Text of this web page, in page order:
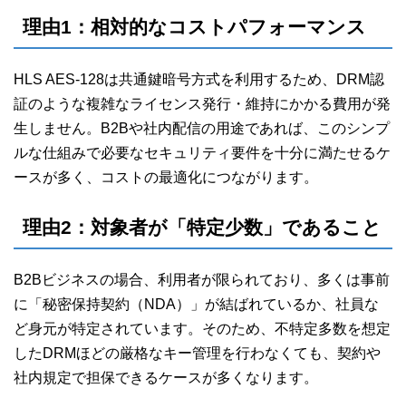
理由1：相対的なコストパフォーマンス
HLS AES-128は共通鍵暗号方式を利用するため、DRM認
証のような複雑なライセンス発行・維持にかかる費用が発
生しません。B2Bや社内配信の用途であれば、このシンプ
ルな仕組みで必要なセキュリティ要件を十分に満たせるケ
ースが多く、コストの最適化につながります。
理由2：対象者が「特定少数」であること
B2Bビジネスの場合、利用者が限られており、多くは事前
に「秘密保持契約（NDA）」が結ばれているか、社員な
ど身元が特定されています。そのため、不特定多数を想定
したDRMほどの厳格なキー管理を行わなくても、契約や
社内規定で担保できるケースが多くなります。